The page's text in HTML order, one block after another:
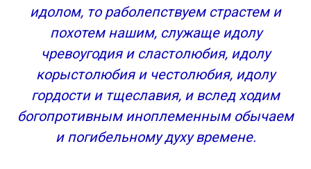
идолом, то раболепствуем страстем и
похотем нашим, служаще идолу
чревоугодия и сластолюбия, идолу
корыстолюбия и честолюбия, идолу
гордости и тщеславия, и вслед ходим
богопротивным иноплеменным обычаем
и погибельному духу времене.